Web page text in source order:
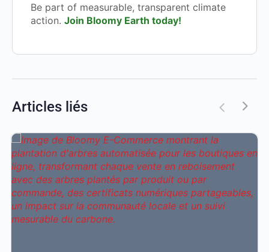
Be part of measurable, transparent climate
action. Join Bloomy Earth today!
Articles liés